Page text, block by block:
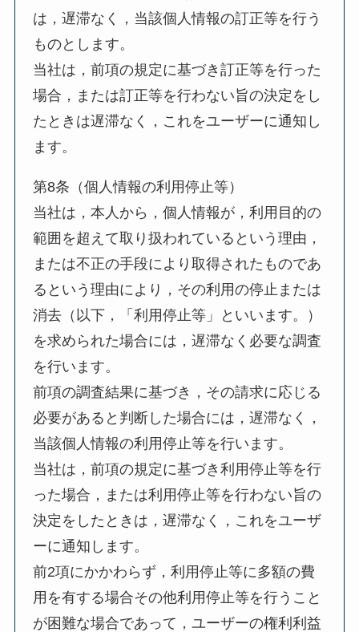
は，遅滞なく，当該個人情報の訂正等を行う
ものとします。
当社は，前項の規定に基づき訂正等を行った
場合，または訂正等を行わない旨の決定をし
たときは遅滞なく，これをユーザーに通知し
ます。
第8条（個人情報の利用停止等）
当社は，本人から，個人情報が，利用目的の
範囲を超えて取り扱われているという理由，
または不正の手段により取得されたものであ
るという理由により，その利用の停止または
消去（以下，「利用停止等」といいます。）
を求められた場合には，遅滞なく必要な調査
を行います。
前項の調査結果に基づき，その請求に応じる
必要があると判断した場合には，遅滞なく，
当該個人情報の利用停止等を行います。
当社は，前項の規定に基づき利用停止等を行
った場合，または利用停止等を行わない旨の
決定をしたときは，遅滞なく，これをユーザ
ーに通知します。
前2項にかかわらず，利用停止等に多額の費
用を有する場合その他利用停止等を行うこと
が困難な場合であって，ユーザーの権利利益